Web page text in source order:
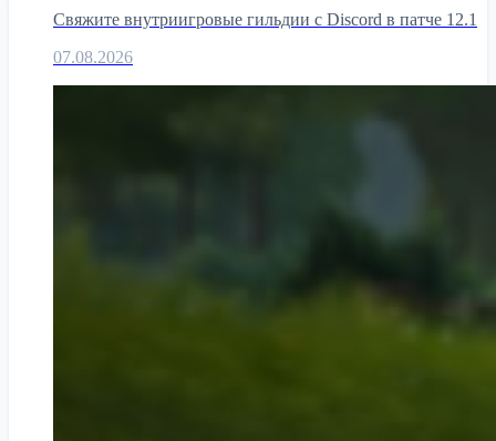
Свяжите внутриигровые гильдии с Discord в патче 12.1
07.08.2026